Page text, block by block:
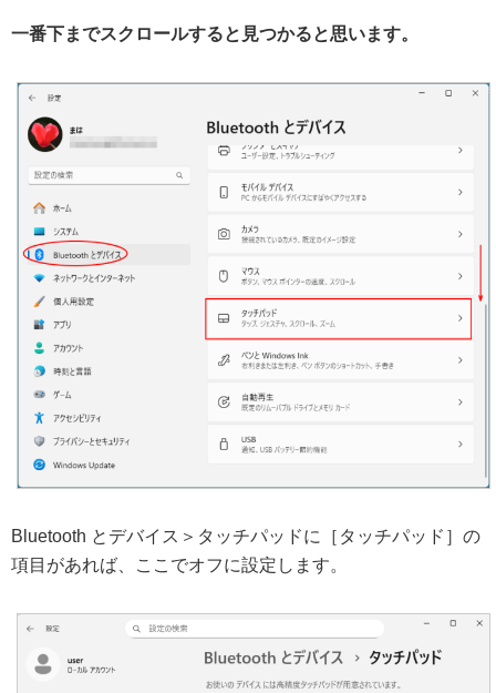
一番下までスクロールすると見つかると思います。
Bluetooth とデバイス＞タッチパッドに［タッチパッド］の
項目があれば、ここでオフに設定します。